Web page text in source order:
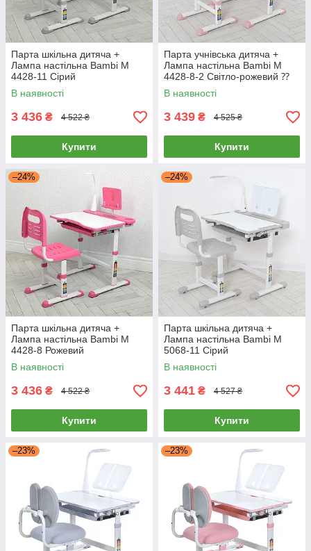
Парта шкільна дитяча +
Лампа настільна Bambi M
4428-11 Сірий
В наявності
3 436 ₴ 4 522 ₴
Купити
Парта учнівська дитяча +
Лампа настільна Bambi M
4428-8-2 Світло-рожевий ⁇
Комплект парта та стілець
В наявності
3 439 ₴ 4 525 ₴
Купити
–24%
Парта шкільна дитяча +
Лампа настільна Bambi M
4428-8 Рожевий
В наявності
3 436 ₴ 4 522 ₴
Купити
–24%
Парта шкільна дитяча +
Лампа настільна Bambi M
5068-11 Сірий
В наявності
3 441 ₴ 4 527 ₴
Купити
–23% –23%